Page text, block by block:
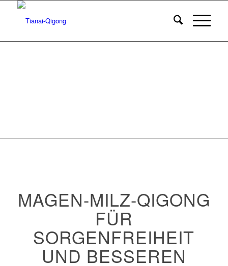
MAGEN-MILZ-QIGONG
FÜR
SORGENFREIHEIT
UND BESSEREN